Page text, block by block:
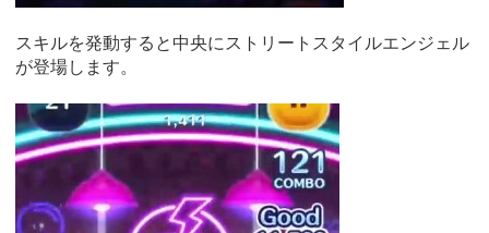
スキルを発動すると中央にストリートスタイルエンジェル
が登場します。